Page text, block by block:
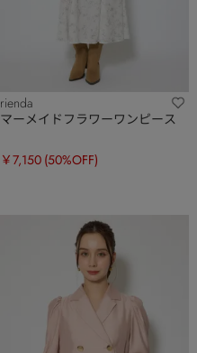
rienda
マーメイドフラワーワンピース
￥7,150 (50%OFF)